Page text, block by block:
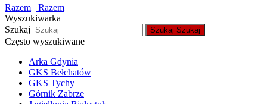
Wyszukiwarka
Szukaj
Szukaj Szukaj
Często wyszukiwane
Arka Gdynia
GKS Bełchatów
GKS Tychy
Górnik Zabrze